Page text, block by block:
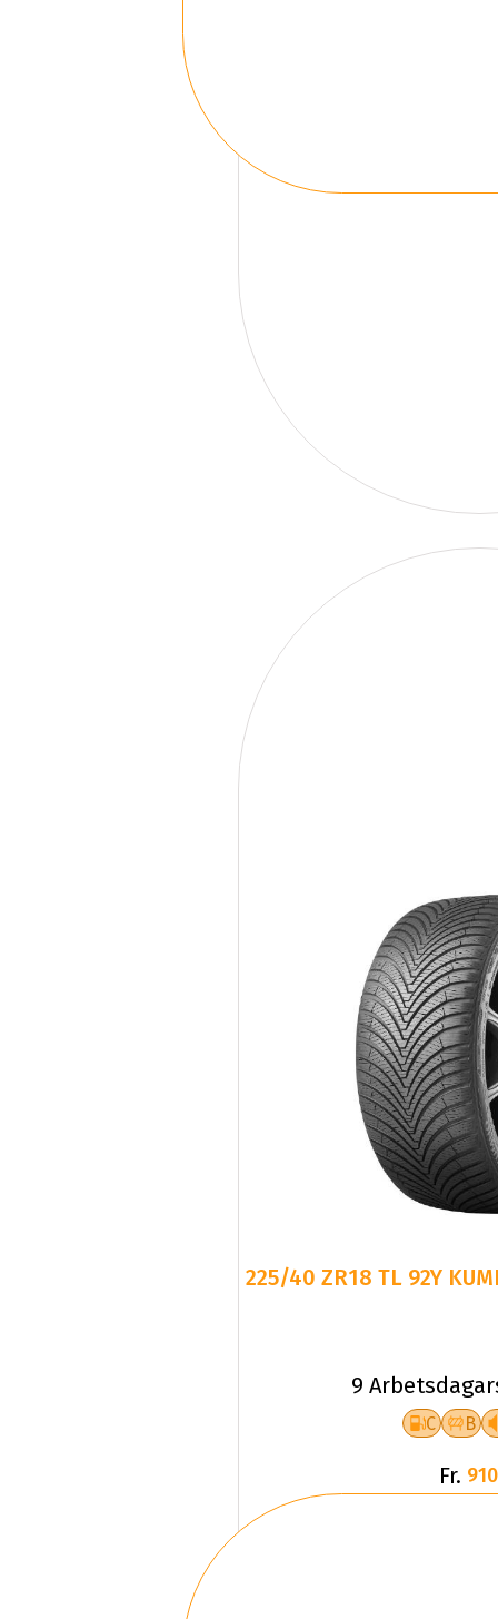
225/40 ZR18 TL 92Y
9
C B
Fr.